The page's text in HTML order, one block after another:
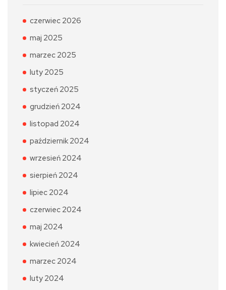
czerwiec 2026
maj 2025
marzec 2025
luty 2025
styczeń 2025
grudzień 2024
listopad 2024
październik 2024
wrzesień 2024
sierpień 2024
lipiec 2024
czerwiec 2024
maj 2024
kwiecień 2024
marzec 2024
luty 2024